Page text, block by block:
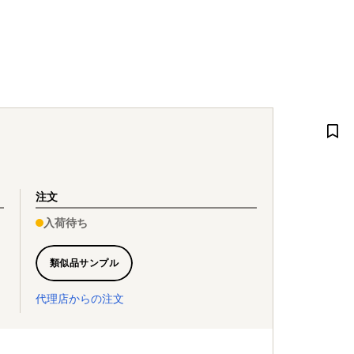
注文
入荷待ち
類似品サンプル
代理店からの注文